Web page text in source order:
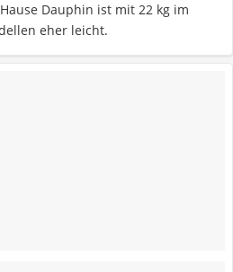
Dauphin ist mit 22 kg im
eher leicht.